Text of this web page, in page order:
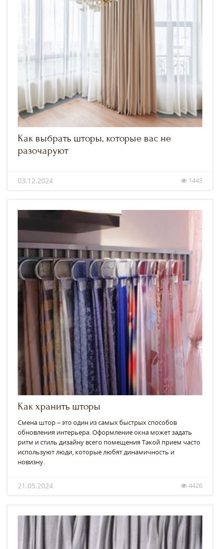
Как выбрать шторы, которые вас не
разочаруют
03.12.2024 1443
Как хранить шторы
Смена штор – это один из самых быстрых способов
обновления интерьера. Оформление окна может задать
ритм и стиль дизайну всего помещения Такой прием часто
используют люди, которые любят динамичность и
новизну.
21.05.2024 4426